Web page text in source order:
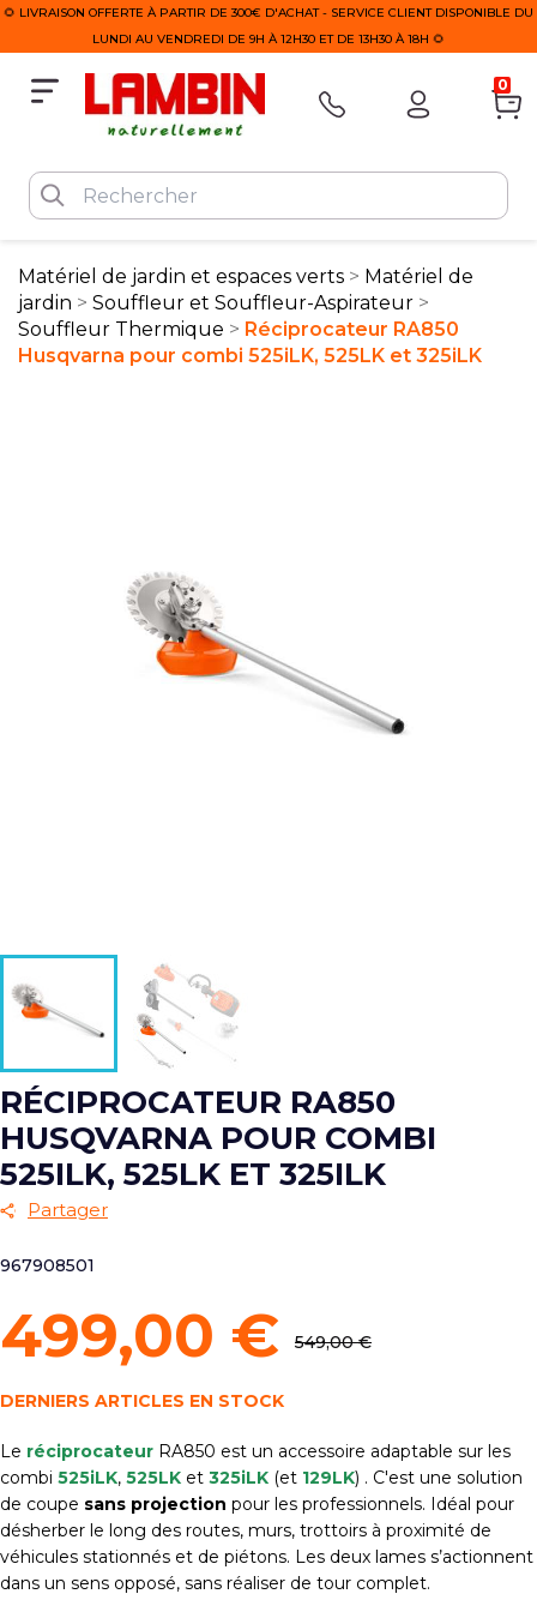
🌻 LIVRAISON OFFERTE À PARTIR DE 300€ D'ACHAT - SERVICE CLIENT DISPONIBLE DU
LUNDI AU VENDREDI DE 9H À 12H30 ET DE 13H30 À 18H 🌻
0
Matériel de jardin et espaces verts
Matériel de
jardin
Souffleur et Souffleur-Aspirateur
Souffleur Thermique
Réciprocateur RA850
Husqvarna pour combi 525iLK, 525LK et 325iLK
RÉCIPROCATEUR RA850
HUSQVARNA POUR COMBI
525ILK, 525LK ET 325ILK
Partager
967908501
499,00 € 549,00 €
DERNIERS ARTICLES EN STOCK
Le réciprocateur RA850 est un accessoire adaptable sur les
combi 525iLK, 525LK et 325iLK (et 129LK) . C'est une solution
de coupe sans projection pour les professionnels. Idéal pour
désherber le long des routes, murs, trottoirs à proximité de
véhicules stationnés et de piétons. Les deux lames s’actionnent
dans un sens opposé, sans réaliser de tour complet.